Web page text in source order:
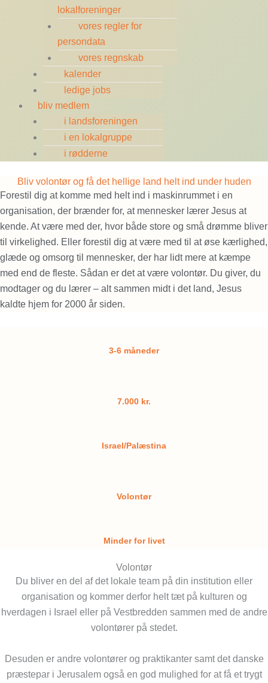
lokalforeninger
vores regler for
persondata
vores regnskab
kalender
ledige jobs
bliv medlem
i landsforeningen
i en lokalgruppe
i rødderne
Bliv volontør og få det hellige land helt ind under huden
Forestil dig at komme med helt ind i maskinrummet i en
organisation, der brænder for, at mennesker lærer Jesus at
kende. At være med der, hvor både store og små drømme bliver
til virkelighed. Eller forestil dig at være med til at øse kærlighed,
glæde og omsorg til mennesker, der har lidt mere at kæmpe
med end de fleste. Sådan er det at være volontør. Du giver, du
modtager og du lærer – alt sammen midt i det land, Jesus
kaldte hjem for 2000 år siden.
3-6 måneder
7.000 kr.
Israel/Palæstina
Volontør
Minder for livet
Volontør
Du bliver en del af det lokale team på din institution eller
organisation og kommer derfor helt tæt på kulturen og
hverdagen i Israel eller på Vestbredden sammen med de andre
volontører på stedet.
Desuden er andre volontører og praktikanter samt det danske
præstepar i Jerusalem også en god mulighed for at få et trygt